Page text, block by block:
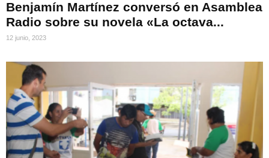
Benjamín Martínez conversó en Asamblea
Radio sobre su novela «La octava...
12 junio, 2023